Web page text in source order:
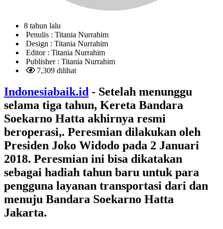
8 tahun lalu
Penulis : Titania Nurrahim
Design : Titania Nurrahim
Editor : Titania Nurrahim
Publisher : Titania Nurrahim
7,309 dilihat
Indonesiabaik.id - Setelah menunggu
selama tiga tahun, Kereta Bandara
Soekarno Hatta akhirnya resmi
beroperasi,. Peresmian dilakukan oleh
Presiden Joko Widodo pada 2 Januari
2018. Peresmian ini bisa dikatakan
sebagai hadiah tahun baru untuk para
pengguna layanan transportasi dari dan
menuju Bandara Soekarno Hatta
Jakarta.